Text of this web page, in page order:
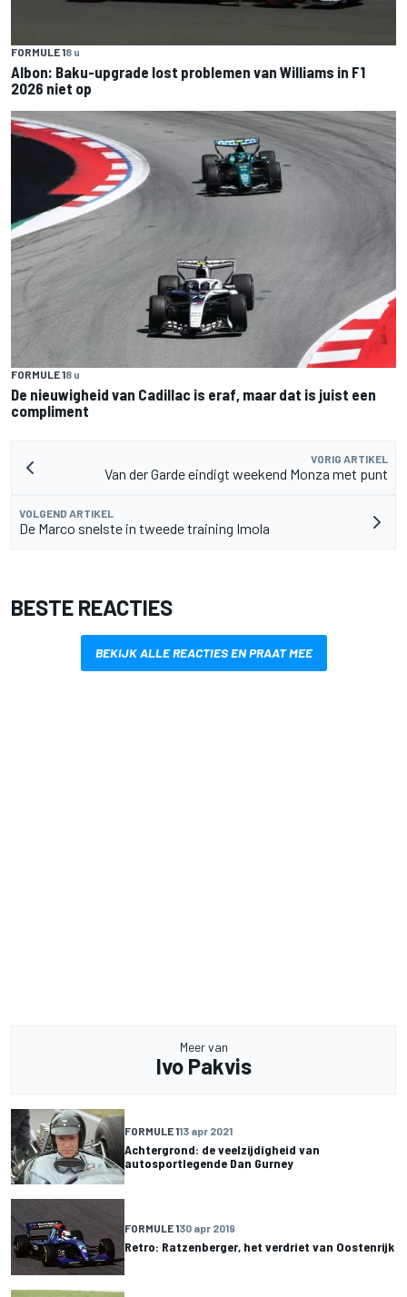
FORMULE 18 u
Albon: Baku-upgrade lost problemen van Williams in F1
2026 niet op
FORMULE 18 u
De nieuwigheid van Cadillac is eraf, maar dat is juist een
compliment
VORIG ARTIKEL
Van der Garde eindigt weekend Monza met punt
VOLGEND ARTIKEL
De Marco snelste in tweede training Imola
BESTE REACTIES
BEKIJK ALLE REACTIES EN PRAAT MEE
Meer van
Ivo Pakvis
FORMULE 113 apr 2021
Achtergrond: de veelzijdigheid van
autosportlegende Dan Gurney
FORMULE 130 apr 2019
Retro: Ratzenberger, het verdriet van Oostenrijk